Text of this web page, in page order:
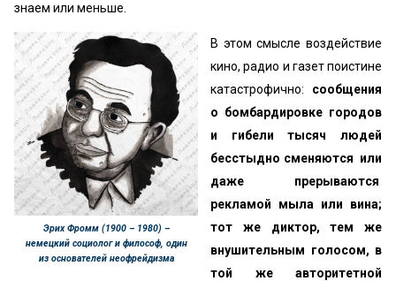
знаем или меньше.
Эрих Фромм (1900 – 1980) –
немецкий социолог и философ, один
из основателей неофрейдизма
В этом смысле воздействие
кино, радио и газет поистине
катастрофично: сообщения
о бомбардировке городов
и гибели тысяч людей
бесстыдно сменяются или
даже прерываются
рекламой мыла или вина;
тот же диктор, тем же
внушительным голосом, в
той же авторитетной